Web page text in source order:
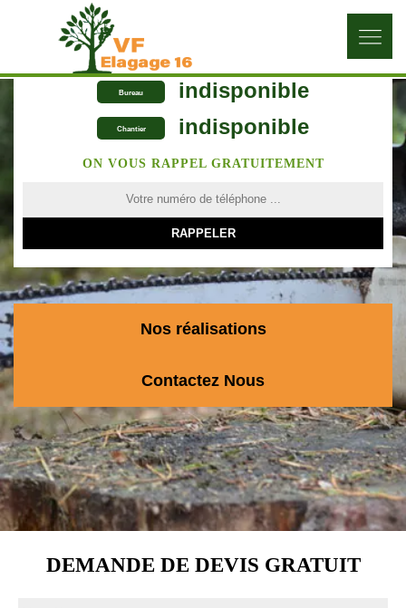
Bureau indisponible
Chantier indisponible
ON VOUS RAPPEL GRATUITEMENT
Nos réalisations
Contactez Nous
DEMANDE DE DEVIS GRATUIT